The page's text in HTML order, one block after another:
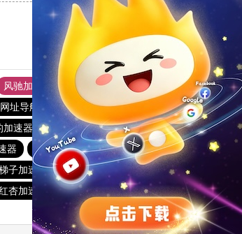
风驰加速器
旋风加速器
址导航 软件中心 雷霆加速
狂飙加速器
加速器推荐 – 免费外网加速
蓝鲸加速器
器 谷歌浏览器加速器
加速器anyconnect
子加速器 快鸭加速器app下载
雷霆加速
杏加速器 falemon加速下载
蘑菇加速器